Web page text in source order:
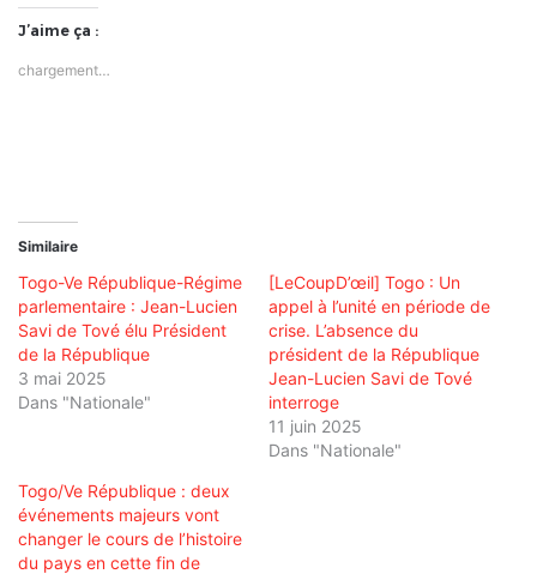
J’aime ça :
chargement…
Similaire
Togo-Ve République-Régime
parlementaire : Jean-Lucien
Savi de Tové élu Président
de la République
3 mai 2025
Dans "Nationale"
[LeCoupD’œil] Togo : Un
appel à l’unité en période de
crise. L’absence du
président de la République
Jean-Lucien Savi de Tové
interroge
11 juin 2025
Dans "Nationale"
Togo/Ve République : deux
événements majeurs vont
changer le cours de l’histoire
du pays en cette fin de